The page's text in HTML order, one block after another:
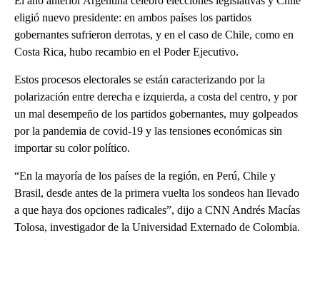
eligió nuevo presidente: en ambos países los partidos
gobernantes sufrieron derrotas, y en el caso de Chile, como en
Costa Rica, hubo recambio en el Poder Ejecutivo.
Estos procesos electorales se están caracterizando por la
polarización entre derecha e izquierda, a costa del centro, y por
un mal desempeño de los partidos gobernantes, muy golpeados
por la pandemia de covid-19 y las tensiones económicas sin
importar su color político.
“En la mayoría de los países de la región, en Perú, Chile y
Brasil, desde antes de la primera vuelta los sondeos han llevado
a que haya dos opciones radicales”, dijo a CNN Andrés Macías
Tolosa, investigador de la Universidad Externado de Colombia.